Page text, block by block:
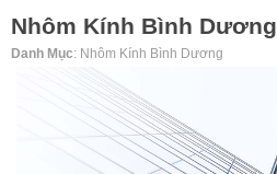
Nhôm Kính Bình Dương
Danh Mục: Nhôm Kính Bình Dương